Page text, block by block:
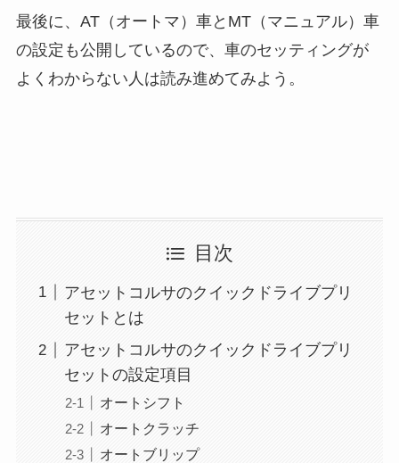
最後に、AT（オートマ）車とMT（マニュアル）車
の設定も公開しているので、車のセッティングが
よくわからない人は読み進めてみよう。
目次
アセットコルサのクイックドライブプリ
セットとは
アセットコルサのクイックドライブプリ
セットの設定項目
オートシフト
オートクラッチ
オートブリップ